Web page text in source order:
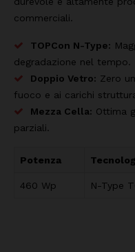
commerciali.
TOPCon N-Type:
degradazione nel tempo.
Doppio Vetro: Zero
fuoco e ai carichi
Mezza Cella: Ottima
parziali.
Potenza
460 Wp N-Type